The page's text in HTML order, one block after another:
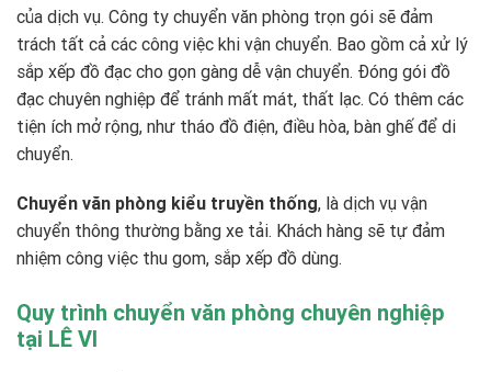
của dịch vụ. Công ty chuyển văn phòng trọn gói sẽ đảm
trách tất cả các công việc khi vận chuyển. Bao gồm cả xử lý
sắp xếp đồ đạc cho gọn gàng dễ vận chuyển. Đóng gói đồ
đạc chuyên nghiệp để tránh mất mát, thất lạc. Có thêm các
tiện ích mở rộng, như tháo đồ điện, điều hòa, bàn ghế để di
chuyển.
Chuyển văn phòng kiểu truyền thống, là dịch vụ vận
chuyển thông thường bằng xe tải. Khách hàng sẽ tự đảm
nhiệm công việc thu gom, sắp xếp đồ dùng.
Quy trình chuyển văn phòng chuyên nghiệp
tại LÊ VI